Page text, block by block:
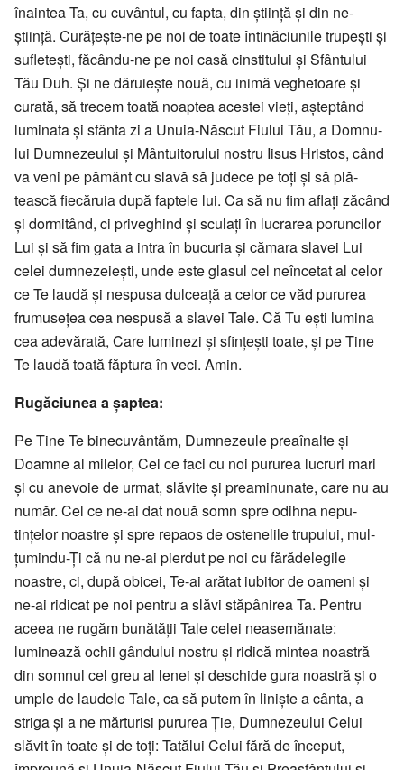
înaintea Ta, cu cu­vân­tul, cu fapta, din știință și din ne­
știință. Curățește-ne pe noi de toate în­ti­nă­ciunile trupești și
sufletești, fă­cân­du-ne pe noi casă cinstitului și Sfân­tului
Tău Duh. Și ne dăruiește nouă, cu inimă veghetoare și
curată, să trecem toată noaptea acestei vieți, aștep­tând
luminata și sfânta zi a Unuia-Născut Fiului Tău, a Dom­nu­
lui Dumnezeului și Mân­­tuitorului nostru Iisus Hristos, când
va veni pe pământ cu slavă să judece pe toți și să plă­
tească fiecăruia după faptele lui. Ca să nu fim aflați zăcând
și dormitând, ci priveghind și sculați în lucrarea po­runcilor
Lui și să fim gata a intra în bucuria și cămara sla­vei Lui
celei dum­nezeiești, unde este gla­sul cel ne­încetat al celor
ce Te laudă și nes­pusa dulceață a celor ce văd pu­rurea
fru­musețea cea nespusă a slavei Tale. Că Tu ești lumina
cea adevărată, Care lu­mi­nezi și sfințești toate, și pe Tine
Te laudă toată făptura în veci. Amin.
Rugăciunea a șaptea:
Pe Tine Te binecuvântăm, Dum­neze­ule preaînalte și
Doamne al mile­lor, Cel ce faci cu noi pururea lucruri mari
și cu anevoie de urmat, slăvite și preaminunate, care nu au
număr. Cel ce ne-ai dat nouă somn spre odihna nepu­
tințelor noastre și spre repaos de ostenelile trupului, mul­
țumindu-Ți că nu ne-ai pierdut pe noi cu fărădelegile
noastre, ci, după obicei, Te-ai arătat iu­bitor de oameni și
ne-ai ridicat pe noi pen­tru a slăvi stăpânirea Ta. Pen­tru
aceea ne rugăm bunătății Tale celei nease­mănate:
luminează ochii gândului nostru și ridică mintea noastră
din somnul cel greu al lenei și deschide gura noastră și o
umple de laudele Tale, ca să putem în liniște a cânta, a
striga și a ne mărturisi pururea Ție, Dumnezeului Celui
slăvit în toate și de toți: Tatălui Celui fără de în­ceput,